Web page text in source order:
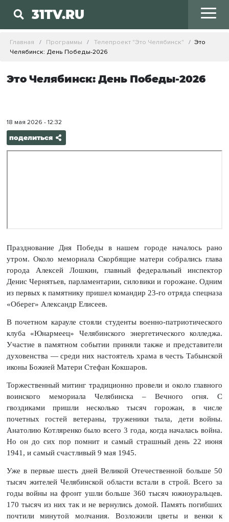
31TV.RU
Главная Программы Телепроект "Это Челябинск"
Это
Челябинск: День Победы-2026
Это Челябинск: День Победы-2026
18 мая 2026 - 12:32
поделиться
Празднование Дня Победы в нашем городе началось рано
утром. Около мемориала Скорбящие матери собрались глава
города Алексей Лошкин, главный федеральный инспектор
Денис Чернятьев, парламентарии, силовики и горожане. Одним
из первых к памятнику пришел командир 23-го отряда спецназа
«Оберег» Александр Елисеев.
В почетном карауле стояли студенты военно-патриотического
клуба «Юнармеец» Челябинского энергетического колледжа.
Участие в памятном событии приняли также и представители
духовенства — среди них настоятель храма в честь Табынской
иконы Божией Матери Стефан Кокшаров.
Торжественный митинг традиционно провели и около главного
воинского мемориала Челябинска – Вечного огня. С
гвоздиками пришли несколько тысяч горожан, в числе
почетных гостей ветераны, труженики тыла, дети войны.
Анатолию Котляренко было всего 3 года, когда началась война.
Но он до сих пор помнит и самый страшный день 22 июня
1941, и самый счастливый 9 мая 1945.
Уже в первые шесть дней Великой Отечественной больше 50
тысяч жителей Челябинской области встали в строй. Всего за
годы войны на фронт ушли больше 360 тысяч южноуральцев.
170 тысяч из них так и не вернулись домой. Память погибших
почтили минутой молчания. Возложили цветы и венки к